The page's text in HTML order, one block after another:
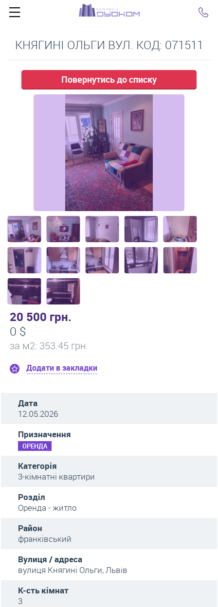
КНЯГИНІ ОЛЬГИ ВУЛ. КОД: 071511
Повернутись до списку
20 500 грн.
0 $
за м2: 353.45 грн.
Додати в закладки
Дата
12.05.2026
Призначення
ОРЕНДА
Категорія
3-кімнатні квартири
Розділ
Оренда - житло
Район
франківський
Вулиця / адреса
вулиця Княгині Ольги, Львів
К-сть кімнат
3